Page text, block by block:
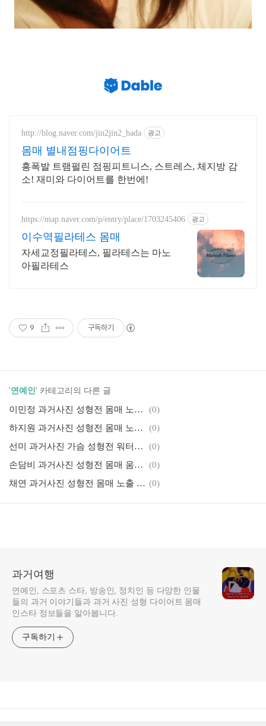
http://blog.naver.com/jin2jin2_hada 광고
몸매 별내점핑다이어트
흥폭발 트램펄린 점핑피트니스, 스트레스, 체지방 감
소! 재미와 다이어트를 한번에!
https://map.naver.com/p/entry/place/1703245406 광고
이수역필라테스 몸매
자세교정필라테스, 필라테스는 마노
아필라테스
9 구독하기
'연예인' 카테고리의 다른 글
이민정 과거사진 성형전 몸매 노출 이병헌 아들 집안 키에 대하여
(0)
하지원 과거사진 성형전 몸매 노출 결혼 남편에 대하여
(0)
선미 과거사진 가슴 성형전 워터밤 노출 비키니 몸매 노출 키에 대하여
(0)
손담비 과거사진 성형전 몸매 움짤 노출 결혼 키에 대하여
(0)
채연 과거사진 성형전 몸매 노출 집안 결혼 남편에 대하여 (0)
과거여행
연예인, 스포츠 스타, 방송인, 정치인 등 다양한 인물
들의 과거 이야기들과 과거 사진 성형 다이어트 몸매
인스타 정보들을 알아봅니다.
구독하기